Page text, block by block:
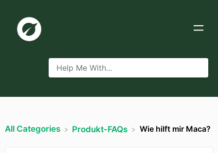
All Categories ​Produkt-FAQs Wie hilft mir Maca?